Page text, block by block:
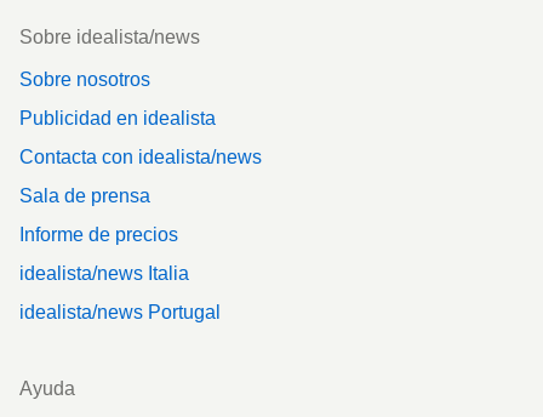
Footer
Sobre idealista/news
Sobre nosotros
Publicidad en idealista
Contacta con idealista/news
Sala de prensa
Informe de precios
idealista/news Italia
idealista/news Portugal
Ayuda